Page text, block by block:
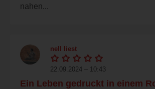
nahen...
nell liest
22.09.2024 – 10:43
Ein Leben gedruckt in einem